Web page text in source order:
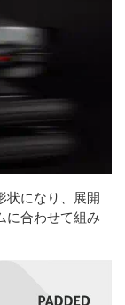
状になり、展開
に合わせて組み